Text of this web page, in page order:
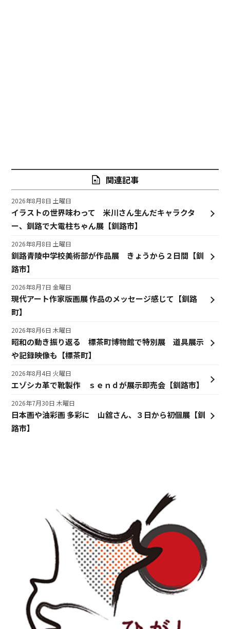
関連記事
イラストの世界味わって 米川さん生んだキャラクタ
ー、釧路で大電柱ちゃん展【釧路市】
2026年8月8日 土曜日
釧路青陵中学校美術部が作品展 きょうから２日間【釧
路市】
2026年8月8日 土曜日
現代アート作家版画展 作品のメッセージ感じて【釧路
町】
2026年8月7日 金曜日
昭和の動き振り返る 標茶町博物館で特別展 道具展示
や記録映像も【標茶町】
2026年8月6日 木曜日
エゾシカ革で靴製作 ｓｅｎｄが展示即売会【釧路市】
2026年8月4日 火曜日
日本画や油彩画 多彩に 山舘さん、３日から初個展【釧
路市】
2026年7月30日 木曜日